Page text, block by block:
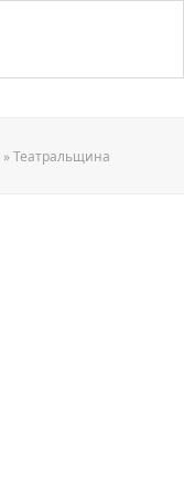
»Театральщина